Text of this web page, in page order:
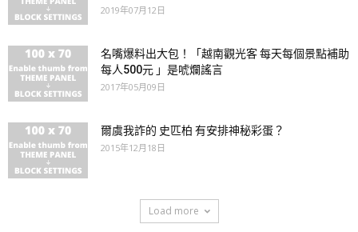
2019年07月12日
名嘴爆料出大包！「越南觀光客 每天每個景點補助
每人500元 」是唬爛謠言
2017年05月09日
爾虞我詐的 史匹柏 有安排神秘彩蛋？
2015年12月18日
Load more